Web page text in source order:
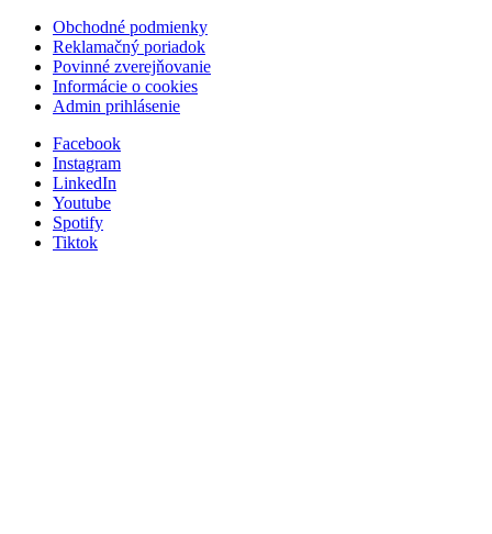
Obchodné podmienky
Reklamačný poriadok
Povinné zverejňovanie
Informácie o cookies
Admin prihlásenie
Facebook
Instagram
LinkedIn
Youtube
Spotify
Tiktok